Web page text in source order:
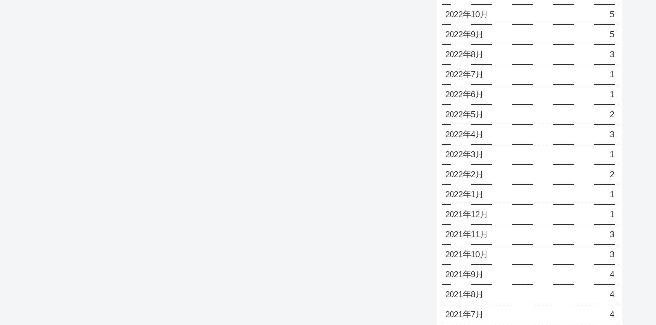
2022年10月 5
2022年9月 5
2022年8月 3
2022年7月 1
2022年6月 1
2022年5月 2
2022年4月 3
2022年3月 1
2022年2月 2
2022年1月 1
2021年12月 1
2021年11月 3
2021年10月 3
2021年9月 4
2021年8月 4
2021年7月 4